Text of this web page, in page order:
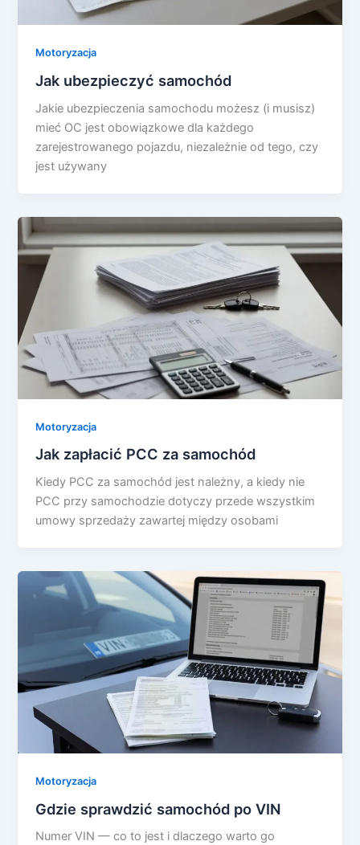
Motoryzacja
Jak ubezpieczyć samochód
Jakie ubezpieczenia samochodu możesz (i musisz)
mieć OC jest obowiązkowe dla każdego
zarejestrowanego pojazdu, niezależnie od tego, czy
jest używany
Motoryzacja
Jak zapłacić PCC za samochód
Kiedy PCC za samochód jest należny, a kiedy nie
PCC przy samochodzie dotyczy przede wszystkim
umowy sprzedaży zawartej między osobami
Motoryzacja
Gdzie sprawdzić samochód po VIN
Numer VIN — co to jest i dlaczego warto go